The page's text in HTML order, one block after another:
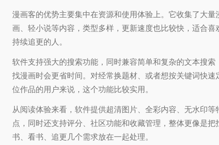
漫画客的优势主要集中在资源和使用体验上。它收集了大量
画、轻小说等内容，类型多样，更新速度也比较快，适合喜
持续追更的人。
软件支持强大的搜索功能，同时兼容简单和复杂的文本搜索
找漫画时会更省时间。对经常换题材、或者想按关键词快速
位作品的用户来说，这个功能比较实用。
从阅读体验来看，软件提供超清图片、全彩内容、无水印等
点，同时还支持评分、社区功能和收藏管理，整体更像是把
书、看书、追更几个需求放在一起处理。